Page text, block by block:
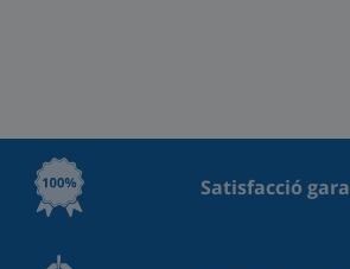
Satisfacció